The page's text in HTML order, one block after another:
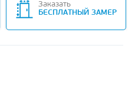
Заказать
БЕСПЛАТНЫЙ ЗАМЕР